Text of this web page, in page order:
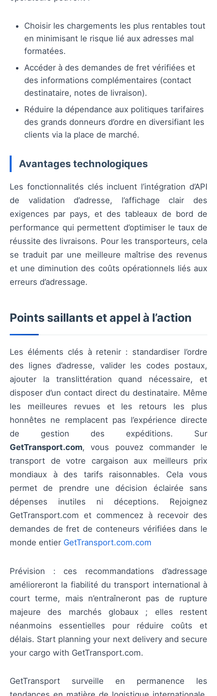
Choisir les chargements les plus rentables tout
en minimisant le risque lié aux adresses mal
formatées.
Accéder à des demandes de fret vérifiées et
des informations complémentaires (contact
destinataire, notes de livraison).
Réduire la dépendance aux politiques tarifaires
des grands donneurs d’ordre en diversifiant les
clients via la place de marché.
Avantages technologiques
Les fonctionnalités clés incluent l’intégration d’API
de validation d’adresse, l’affichage clair des
exigences par pays, et des tableaux de bord de
performance qui permettent d’optimiser le taux de
réussite des livraisons. Pour les transporteurs, cela
se traduit par une meilleure maîtrise des revenus
et une diminution des coûts opérationnels liés aux
erreurs d’adressage.
Points saillants et appel à l’action
Les éléments clés à retenir : standardiser l’ordre
des lignes d’adresse, valider les codes postaux,
ajouter la translittération quand nécessaire, et
disposer d’un contact direct du destinataire. Même
les meilleures revues et les retours les plus
honnêtes ne remplacent pas l’expérience directe
de gestion des expéditions. Sur
GetTransport.com, vous pouvez commander le
transport de votre cargaison aux meilleurs prix
mondiaux à des tarifs raisonnables. Cela vous
permet de prendre une décision éclairée sans
dépenses inutiles ni déceptions. Rejoignez
GetTransport.com et commencez à recevoir des
demandes de fret de conteneurs vérifiées dans le
monde entier GetTransport.com.com
Prévision : ces recommandations d’adressage
amélioreront la fiabilité du transport international à
court terme, mais n’entraîneront pas de rupture
majeure des marchés globaux ; elles restent
néanmoins essentielles pour réduire coûts et
délais. Start planning your next delivery and secure
your cargo with GetTransport.com.
GetTransport surveille en permanence les